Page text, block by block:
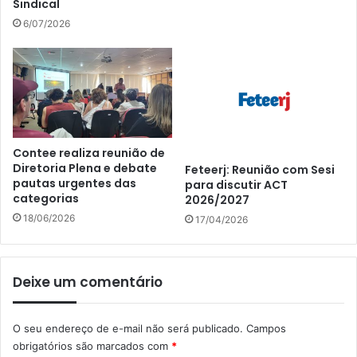
Sindical
6/07/2026
Contee realiza reunião de
Diretoria Plena e debate
pautas urgentes das
categorias
18/06/2026
Feteerj: Reunião com Sesi
para discutir ACT
2026/2027
17/04/2026
Deixe um comentário
O seu endereço de e-mail não será publicado. Campos
obrigatórios são marcados com *